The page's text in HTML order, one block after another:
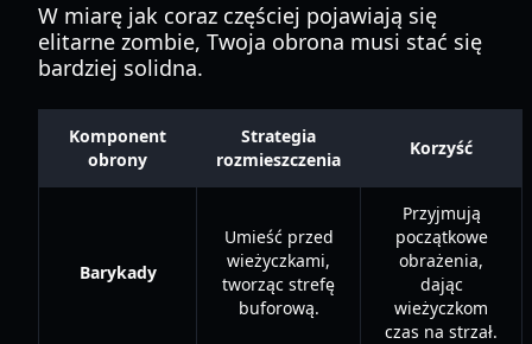
W miarę jak coraz częściej pojawiają się
elitarne zombie, Twoja obrona musi stać się
bardziej solidna.
Komponent
obrony
Strategia
rozmieszczenia
Korzyść
Barykady
Umieść przed
wieżyczkami,
tworząc strefę
buforową.
Przyjmują
początkowe
obrażenia,
dając
wieżyczkom
czas na strzał.